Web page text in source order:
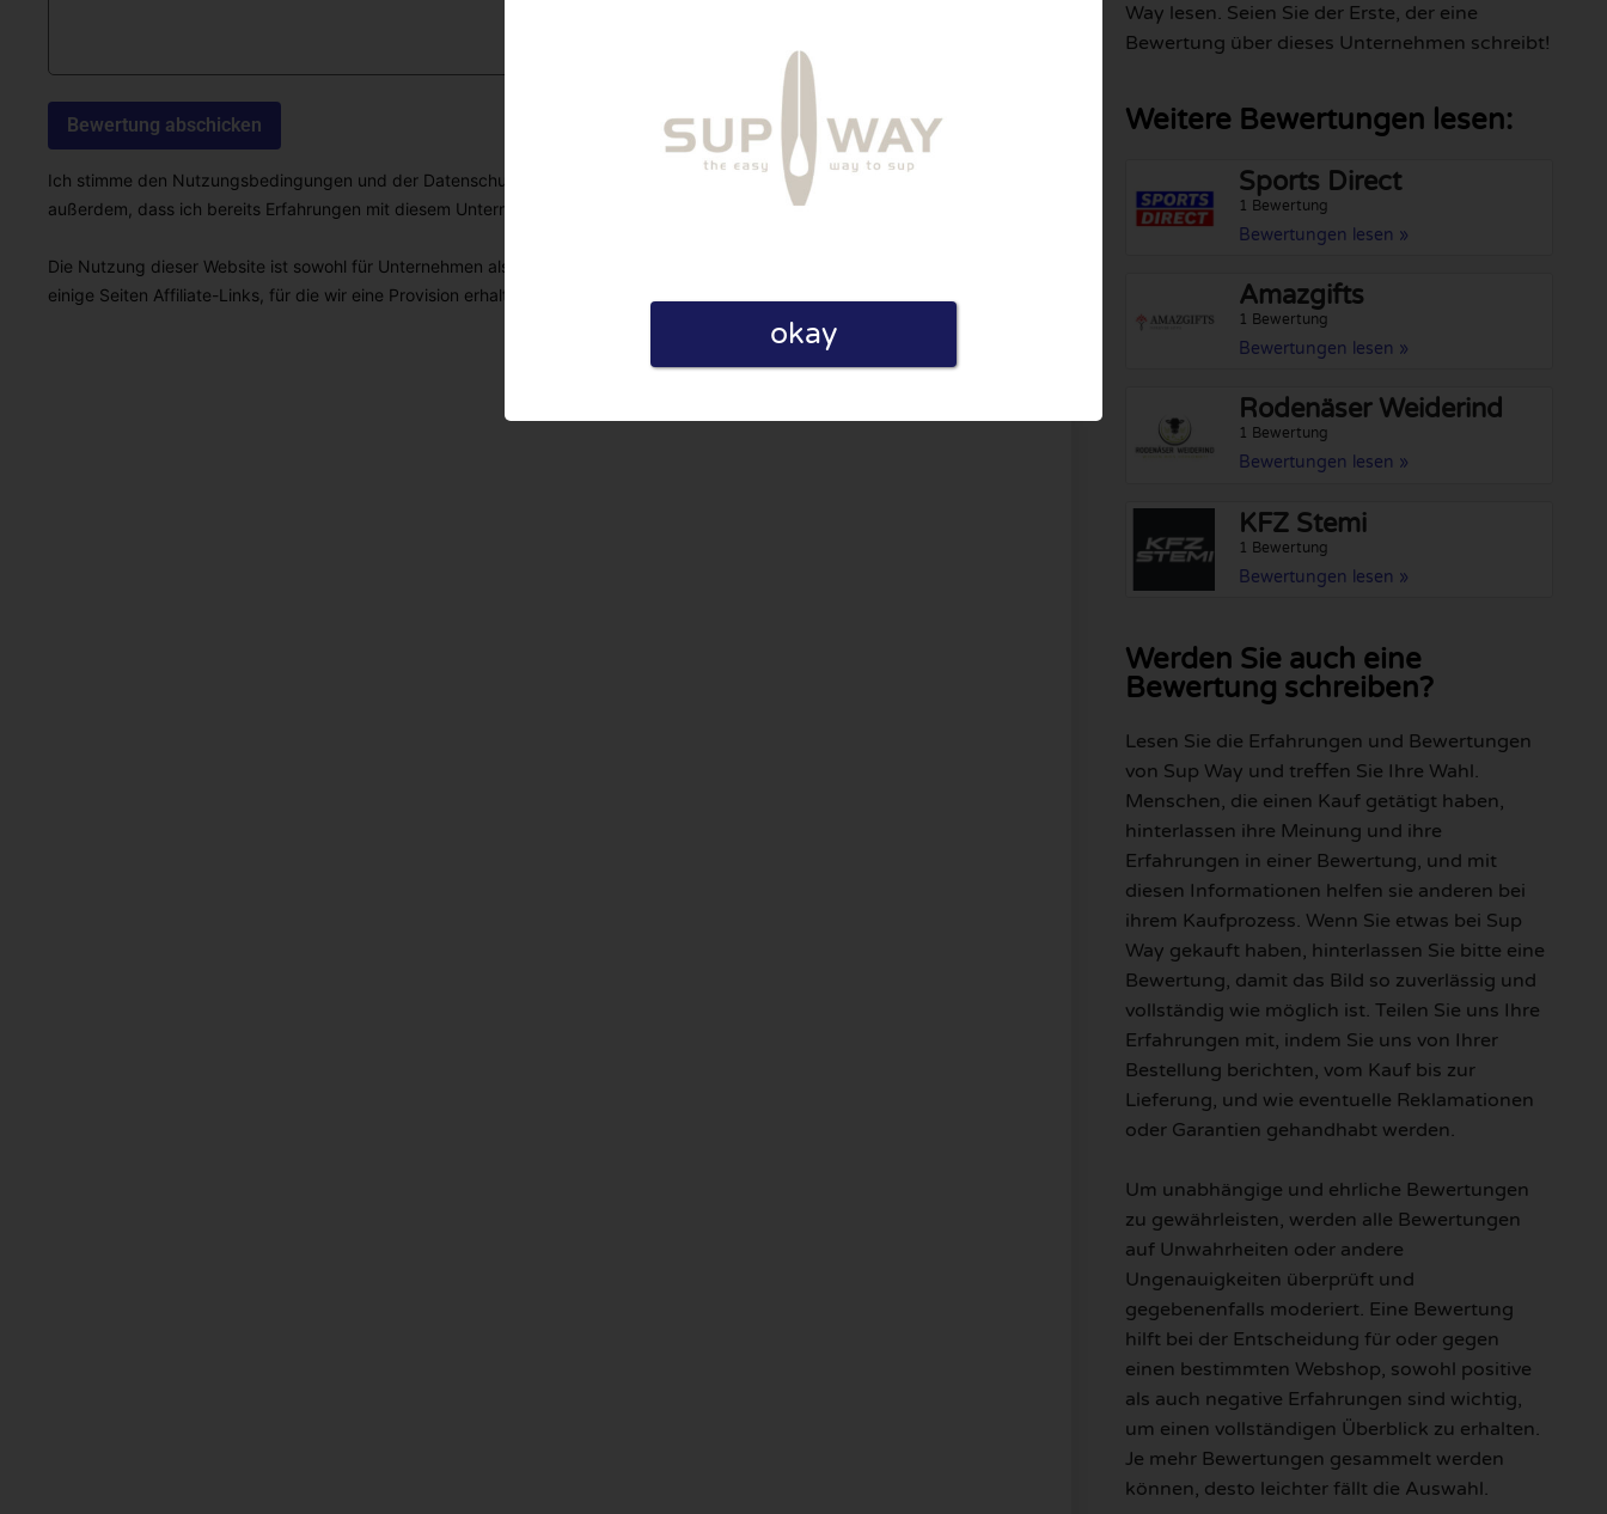
Ich stimme den Nutzungsbedingungen und der Datenschutzrichtlinie zu, indem ich diese Bewertung abgebe. Ich erkläre
außerdem, dass ich bereits Erfahrungen mit diesem Unternehmen gemacht habe.
Die Nutzung dieser Website ist sowohl für Unternehmen als auch für Nutzer völlig kostenlos. Aus diesem Grund enthalten
einige Seiten Affiliate-Links, für die wir eine Provision erhalten können.
Way lesen. Seien Sie der Erste, der eine
Bewertung über dieses Unternehmen schreibt!
Weitere Bewertungen lesen:
Sports Direct
1 Bewertung
Bewertungen lesen »
Amazgifts
1 Bewertung
Bewertungen lesen »
Rodenäser Weiderind
1 Bewertung
Bewertungen lesen »
KFZ Stemi
1 Bewertung
Bewertungen lesen »
Werden Sie auch eine
Bewertung schreiben?
Lesen Sie die Erfahrungen und Bewertungen
von Sup Way und treffen Sie Ihre Wahl.
Menschen, die einen Kauf getätigt haben,
hinterlassen ihre Meinung und ihre
Erfahrungen in einer Bewertung, und mit
diesen Informationen helfen sie anderen bei
ihrem Kaufprozess. Wenn Sie etwas bei Sup
Way gekauft haben, hinterlassen Sie bitte eine
Bewertung, damit das Bild so zuverlässig und
vollständig wie möglich ist. Teilen Sie uns Ihre
Erfahrungen mit, indem Sie uns von Ihrer
Bestellung berichten, vom Kauf bis zur
Lieferung, und wie eventuelle Reklamationen
oder Garantien gehandhabt werden.
Um unabhängige und ehrliche Bewertungen
zu gewährleisten, werden alle Bewertungen
auf Unwahrheiten oder andere
Ungenauigkeiten überprüft und
gegebenenfalls moderiert. Eine Bewertung
hilft bei der Entscheidung für oder gegen
einen bestimmten Webshop, sowohl positive
als auch negative Erfahrungen sind wichtig,
um einen vollständigen Überblick zu erhalten.
Je mehr Bewertungen gesammelt werden
können, desto leichter fällt die Auswahl.
okay